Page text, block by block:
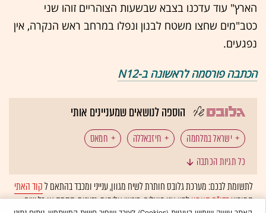
הארץ" עוד עדכנו בצבא שבשעות הצוהריים זוהו שני
כטב"מים שחצו משטח לבנון ונפלו במרחב ראש הנקרה, אין
נפגעים.
הכתבה פורסמה לראשונה ב-N12
הוספה לנושאים שמעניינים אותי
ישראל במלחמה חיזבאללה חמאס
כל תגיות הכתבה
לתשומת לבכם: מערכת גלובס חותרת לשיח מגוון, ענייני ומכבד בהתאם לקוד האתי
המופיעבדו"ח האמוןלפיו אנו פועלים. ביטויי אלימות, גזענות, הסתה או כל שיח